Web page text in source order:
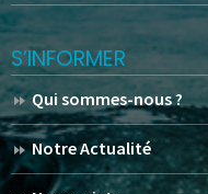
S’INFORMER
Qui sommes-nous ?
Notre Actualité